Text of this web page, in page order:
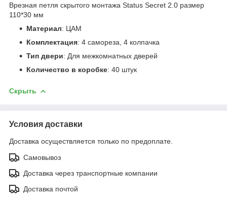
Врезная петля скрытого монтажа Status Secret 2.0 размер
110*30 мм
Материал: ЦАМ
Комплектация: 4 самореза, 4 колпачка
Тип двери: Для межкомнатных дверей
Количество в коробке: 40 штук
Скрыть
Условия доставки
Доставка осуществляется только по предоплате.
Самовывоз
Доставка через транспортные компании
Доставка почтой